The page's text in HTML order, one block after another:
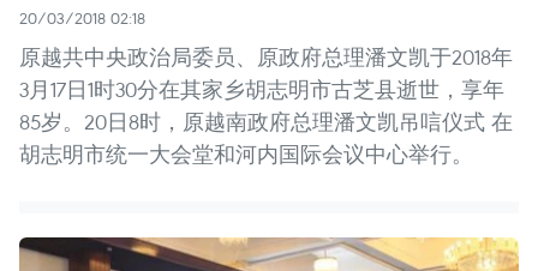
20/03/2018 02:18
原越共中央政治局委员、原政府总理潘文凯于2018年
3月17日1时30分在其家乡胡志明市古芝县逝世，享年
85岁。20日8时，原越南政府总理潘文凯吊唁仪式 在
胡志明市统一大会堂和河内国际会议中心举行。